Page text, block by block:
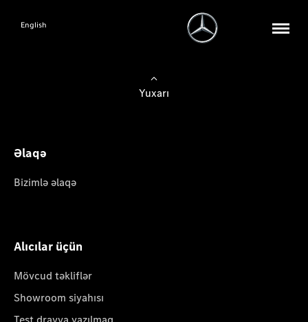
English
Yuxarı
Əlaqə
Bizimlə əlaqə
Alıcılar üçün
Mövcud təkliflər
Showroom siyahısı